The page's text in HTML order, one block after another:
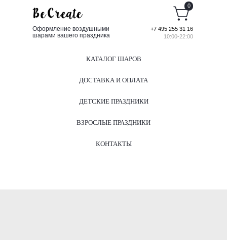
Оформление воздушными
шарами вашего праздника
+7 495 255 31 16
10:00-22:00
0
КАТАЛОГ ШАРОВ
ДОСТАВКА И ОПЛАТА
ДЕТСКИЕ ПРАЗДНИКИ
ВЗРОСЛЫЕ ПРАЗДНИКИ
КОНТАКТЫ